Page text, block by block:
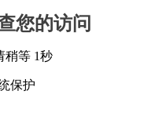
您的访问
稍等 1秒
保护